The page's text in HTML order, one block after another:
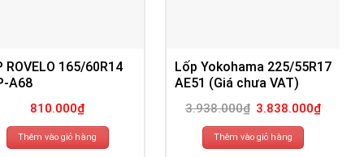
ROVELO 165/60R14
A68
810.000₫
Thêm vào giỏ hàng
Lốp Yokohama 225/55R17
AE51 (Giá chưa VAT)
3.938.000₫ Giá
gốc
là:
3.938.000₫.
3.838.000₫Giá
Thêm vào giỏ hàng